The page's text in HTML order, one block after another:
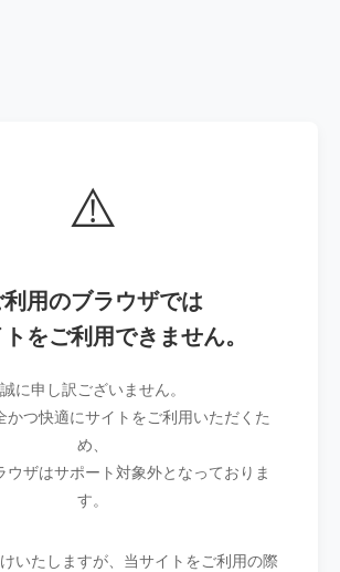
⚠️
利用のブラウザでは
をご利用できません。
誠に申し訳ございません。
かつ快適にサイトをご利用いただくた
め、
ウザはサポート対象外となっておりま
す。
いたしますが、当サイトをご利用の際